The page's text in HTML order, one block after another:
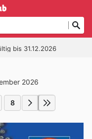
bis 31.12.2026
2026
8